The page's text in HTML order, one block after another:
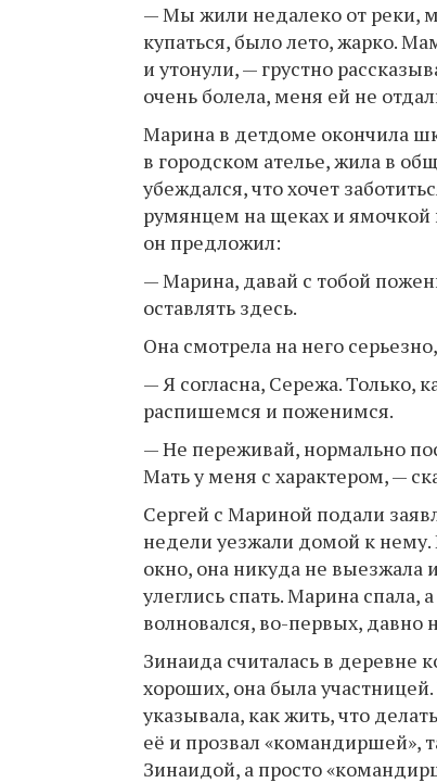
— Мы жили недалеко от реки,
купаться, было лето, жарко.
и утонули, — грустно
очень болела, меня ей не
Марина в детдоме окончила
в городском ателье, жила в
убеждался, что хочет
румянцем на щеках и ямочкой
он предложил:
— Марина, давай с тобой
оставлять здесь.
Она смотрела на него
— Я согласна, Сережа. Только,
распишемся и поженимся.
— Не переживай, нормально
Мать у меня с характером, —
Сергей с Мариной подали
недели уезжали домой к нему.
окно, она никуда не выезжала
улеглись спать. Марина спала,
волновался, во-первых, давно
Зинаида считалась в деревне
хороших, она была
указывала, как жить, что
её и прозвал «командиршей»,
Зинаидой, а просто